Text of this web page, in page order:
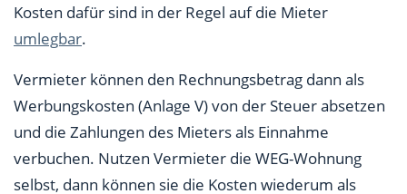
Kosten dafür sind in der Regel auf die Mieter
umlegbar.
Vermieter können den Rechnungsbetrag dann als
Werbungskosten (Anlage V) von der Steuer absetzen
und die Zahlungen des Mieters als Einnahme
verbuchen. Nutzen Vermieter die WEG-Wohnung
selbst, dann können sie die Kosten wiederum als